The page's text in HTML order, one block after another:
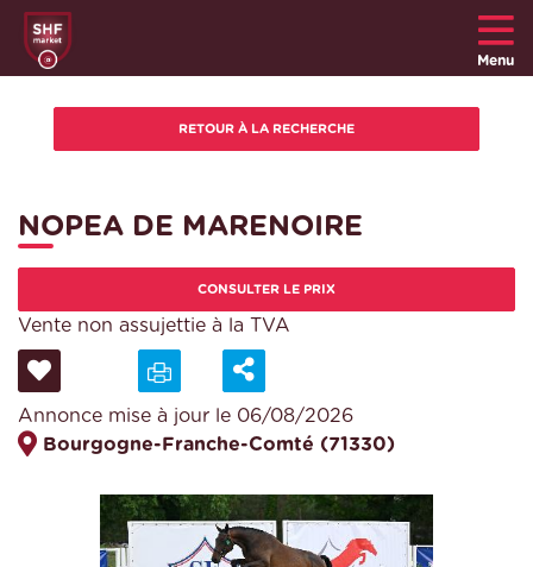
Menu
NOPEA DE MARENOIRE
CONSULTER LE PRIX
Vente non assujettie à la TVA
Annonce mise à jour le 06/08/2026
Bourgogne-Franche-Comté (71330)